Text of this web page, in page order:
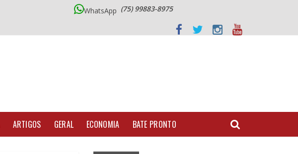
WhatsApp (75) 99883-8975
ARTIGOS GERAL ECONOMIA BATE PRONTO